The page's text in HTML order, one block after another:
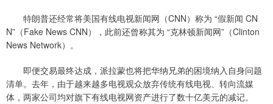
特朗普还经常将美国有线电视新闻网（CNN）称为 “假新闻 CN
N”（Fake News CNN），此前还曾称其为 “克林顿新闻网”（Clinton
News Network）。
即便交易最终达成，派拉蒙也将把华纳兄弟的困境纳入自身问题
清单。去年，由于越来越多电视观众放弃传统有线电视、转向流媒
体，两家公司均对旗下有线电视网资产进行了数十亿美元的减记。